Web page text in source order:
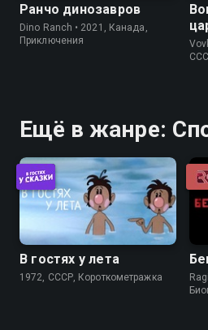
Ранчо динозавров
Dino Ranch • 2021, Канада,
Приключения
Ещё в жанре:
В гостях у лета
1972, СССР, Короткометражка